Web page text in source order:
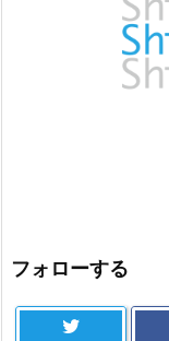
フォローする